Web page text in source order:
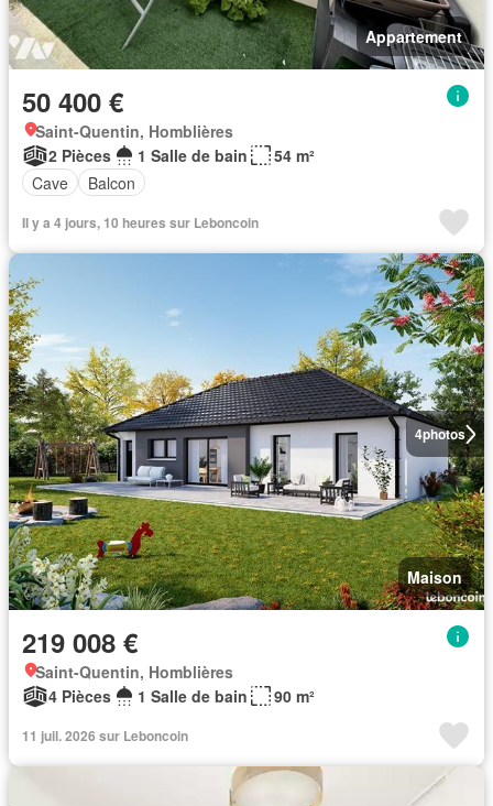
Appartement
50 400 €
Saint-Quentin, Homblières
2 Pièces
1 Salle de bain
54 m²
Cave
Balcon
Il y a 4 jours, 10 heures sur Leboncoin
4photos
Maison
219 008 €
Saint-Quentin, Homblières
4 Pièces
1 Salle de bain 90 m²
11 juil. 2026 sur Leboncoin